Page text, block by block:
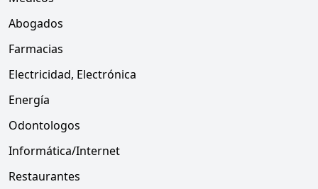
Abogados
Farmacias
Electricidad, Electrónica
Energía
Odontologos
Informática/Internet
Restaurantes